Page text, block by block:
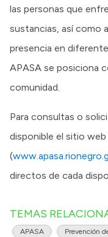
las personas que
sustancias, así como
presencia en
APASA se posiciona
comunidad.​
Para consultas o
disponible el sitio
(
directos de cada
TEMAS
APASA Prevención